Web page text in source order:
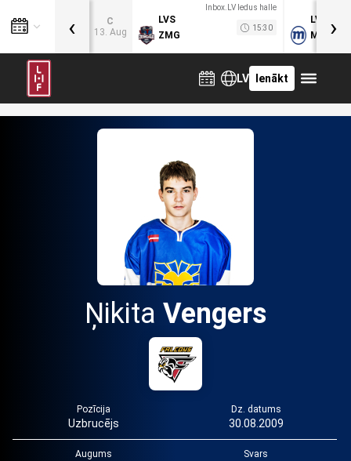
C
13. Aug
Inbox.LV ledus halle
LVS
ZMG
15:30
LVB
MOG
‹ ›
LV Ienākt
Ņikita Vengers
Pozīcija
Uzbrucējs
Dz. datums
30.08.2009
Augums Svars